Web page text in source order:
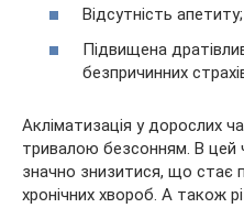
Відсутність апетиту;
Підвищена
безпричинних
Акліматизація у дорослих
тривалою безсонням. В цей
значно знизитися, що стає
хронічних хвороб. А також